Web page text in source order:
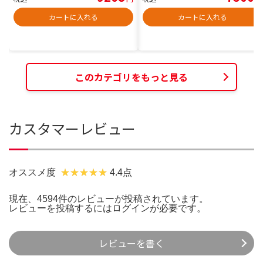
カートに入れる
カートに入れる
このカテゴリをもっと見る
カスタマーレビュー
オススメ度 4.4点
現在、4594件のレビューが投稿されています。
レビューを投稿するには ログインが必要です。
レビューを書く